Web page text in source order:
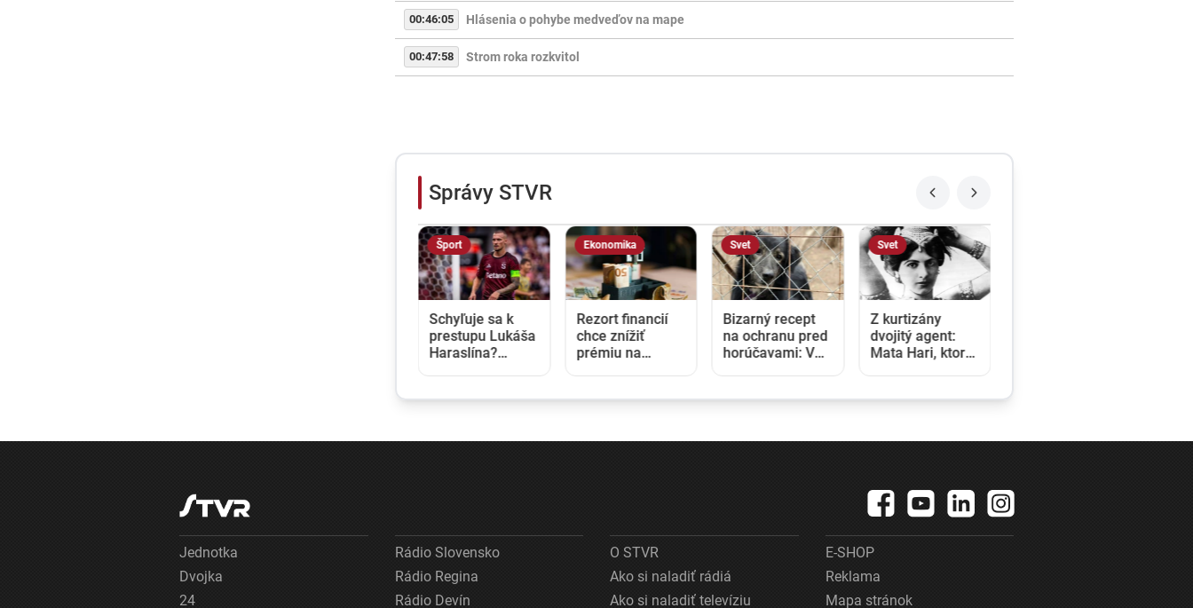
00:46:05 Hlásenia o pohybe medveďov na mape
00:47:58 Strom roka rozkvitol
Správy STVR
Magyara?
Šport
Schyľuje sa k
prestupu Lukáša
Haraslína?
zo Saudskej
Ekonomika
Rezort financií
chce znížiť
prémiu na
novom si
musieť ušetriť
Svet
Bizarný recept
na ochranu pred
horúčavami: V
polievku zo
Svet
Z kurtizány
dvojitý agent:
Mata Hari, ktorú
pred 150 rokmi
Jednotka
Dvojka
24
Rádio Slovensko
Rádio Regina
Rádio Devín
O STVR
Ako si naladiť rádiá
Ako si naladiť televíziu
E-SHOP
Reklama
Mapa stránok